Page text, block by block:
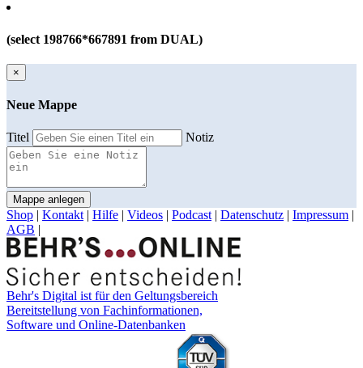
(select 198766*667891 from DUAL)
×
Neue Mappe
Titel Notiz
Mappe anlegen
Shop | Kontakt | Hilfe | Videos | Podcast | Datenschutz | Impressum |
AGB |
Behr's Digital ist für den Geltungsbereich
Bereitstellung von Fachinformationen,
Software und Online-Datenbanken